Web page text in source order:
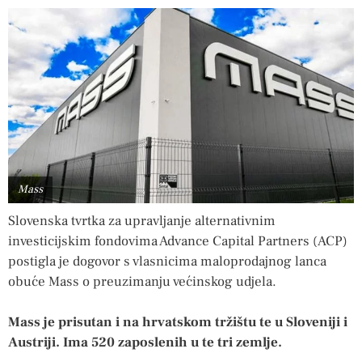
Mass
Slovenska tvrtka za upravljanje alternativnim
investicijskim fondovima Advance Capital Partners (ACP)
postigla je dogovor s vlasnicima maloprodajnog lanca
obuće Mass o preuzimanju većinskog udjela.
Mass je prisutan i na hrvatskom tržištu te u Sloveniji i
Austriji. Ima 520 zaposlenih u te tri zemlje.